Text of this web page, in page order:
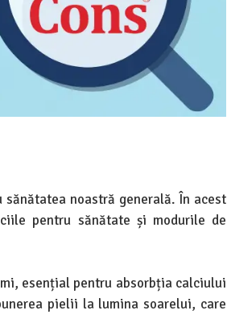
noastră generală. În acest
pentru sănătate și modurile de
esențial pentru absorbția calciului
pielii la lumina soarelui, care